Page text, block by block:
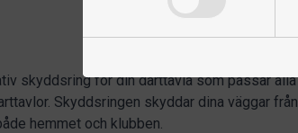
skyddsring för din darttavla som passar alla
Skyddsringen skyddar dina väggar från
hemmet och klubben.